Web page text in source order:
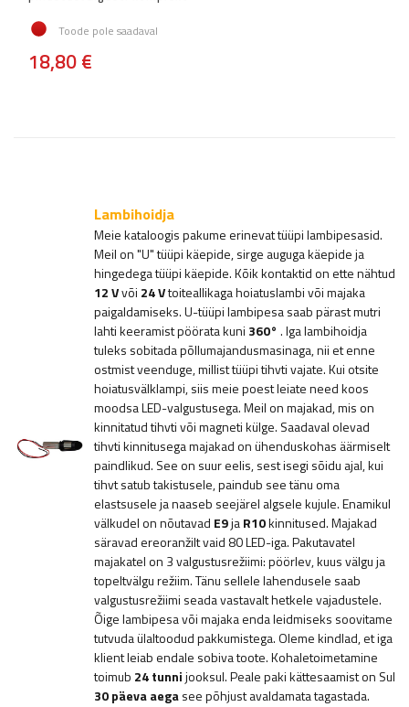
Toode pole saadaval
18,80 €
Lambihoidja
Meie kataloogis pakume erinevat tüüpi lambipesasid.
Meil on "U" tüüpi käepide, sirge auguga käepide ja
hingedega tüüpi käepide. Kõik kontaktid on ette nähtud
12 Vvõi 24 Vtoiteallikaga hoiatuslambi või majaka
paigaldamiseks. U-tüüpi lambipesa saab pärast mutri
lahti keeramist pöörata kuni 360° . Iga lambihoidja
tuleks sobitada põllumajandusmasinaga, nii et enne
ostmist veenduge, millist tüüpi tihvti vajate. Kui otsite
hoiatusvälklampi, siis meie poest leiate need koos
moodsa LED-valgustusega. Meil on majakad, mis on
kinnitatud tihvti või magneti külge. Saadaval olevad
tihvti kinnitusega majakad on ühenduskohas äärmiselt
paindlikud. See on suur eelis, sest isegi sõidu ajal, kui
tihvt satub takistusele, paindub see tänu oma
elastsusele ja naaseb seejärel algsele kujule. Enamikul
välkudel on nõutavad E9jaR10kinnitused. Majakad
säravad ereoranžilt vaid 80 LED-iga. Pakutavatel
majakatel on 3 valgustusrežiimi: pöörlev, kuus välgu ja
topeltvälgu režiim. Tänu sellele lahendusele saab
valgustusrežiimi seada vastavalt hetkele vajadustele.
Õige lambipesa või majaka enda leidmiseks soovitame
tutvuda ülaltoodud pakkumistega. Oleme kindlad, et iga
klient leiab endale sobiva toote. Kohaletoimetamine
toimub 24 tunnijooksul. Peale paki kättesaamist on Sul
30 päeva aegasee põhjust avaldamata tagastada.